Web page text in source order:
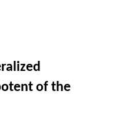
of the